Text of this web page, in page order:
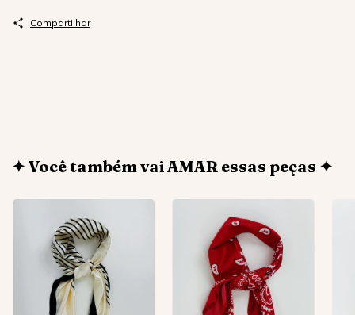
Compartilhar
✦ Você também vai AMAR essas peças ✦